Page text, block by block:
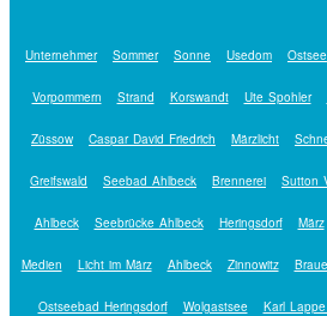
Unternehmer Sommer Sonne Usedom Ostsee
Vorpommern Strand Korswandt Ute Spohler
Züssow Caspar David Friedrich Märzlicht
Greifswald Seebad Ahlbeck Brennerei Sutton
Ahlbeck Seebrücke Ahlbeck Heringsdorf März
Medien Licht im März Ahlbeck Zinnowitz
Ostseebad Heringsdorf Wolgastsee Karl